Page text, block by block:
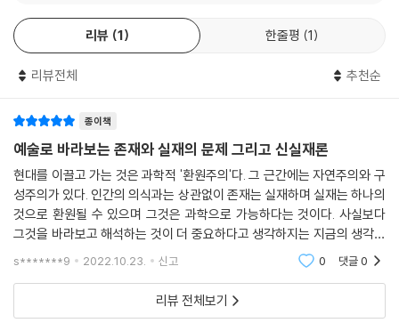
예술 작품은 자연적이지 않다. 예술 작품은 자연에 각인되어 있는 리얼 패
턴이 아니다. 예술 작품이 그 콤퍼지션을 통해 창조해 내는 구조들은 우주
에서는 찾을 수 없다. 그 구조들은 감각에 의해 지각되거나 자연 과학의 프
말로 하면 수행되어야 한다. 그 수행 속에서만 예술 작품은 더 깊은 이론적
--- p.81
예술 작품의 자기-구성에 내가 참여하는 정도에 따라 예술 작품은 내 정신
의 무대에서 자기 자신을 수행한다. 나의 정신이 예술의 자기-표명이 되는
것이다.
--- p. 85
영화는, 우리가 순진하게 믿는 것처럼 극장 스크린이 아니라 우리 정신의
예술은 그저 권력과 정치에 종속된, 혹은 이데올로기의 가면일 뿐일까? 만
일 그렇다면 예술이 현실의 구조적 폭력에 대한 저항의 표시라는 주장은
잘못일 것이다. 도대체 무엇이 예술을 지배하는 것일까? 자본? 미술계? 예
술계 ... ?
니며 예술은 지배될 수 없는 것이라고. 오히려 예술이 우리를 지배하고 있
으며 예술이 출현했기에 우리는 인간이 될 수 있었다고. 인간, 특별한 종으
로서 우리 자신에 대한 개념의 근원에 예술이 있다고 주장한다.
“예술은 미적으로 위장한 채 자신을 표현하는 그 어떤 낯설고 낯설게 하는
세력에도 지배되지 않는다. 그 반대다, 예술 그 자체는 결코 지배될 수 없는
“인간의 생각은 우리의 선조가 만든 인공물들(도구, 회화, 보석, 옷..).에 의
해 모습을 갖추어 왔다. 이런 물건들이 인간의 상상력을 점령하고 그것이
리뷰 1 한줄평 1
리뷰전체 추천순
종이책
예술로 바라보는 존재와 실재의 문제 그리고 신실재론
현대를 이끌고 가는 것은 과학적 '환원주의'다. 그 근간에는 자연주의와 구
성주의가 있다. 인간의 의식과는 상관없이 존재는 실재하며 실재는 하나의
것으로 환원될 수 있으며 그것은 과학으로 가능하다는 것이다. 사실보다
그것을 바라보고 해석하는 것이 더 중요하다고 생각하지는 지금의 생각들
이 사회, 정치와 맞물려 인종주의, 포퓰리즘 등을 양산하고 지금의 문제들
s*******9 2022.10.23. 신고 0 댓글0
리뷰 전체보기